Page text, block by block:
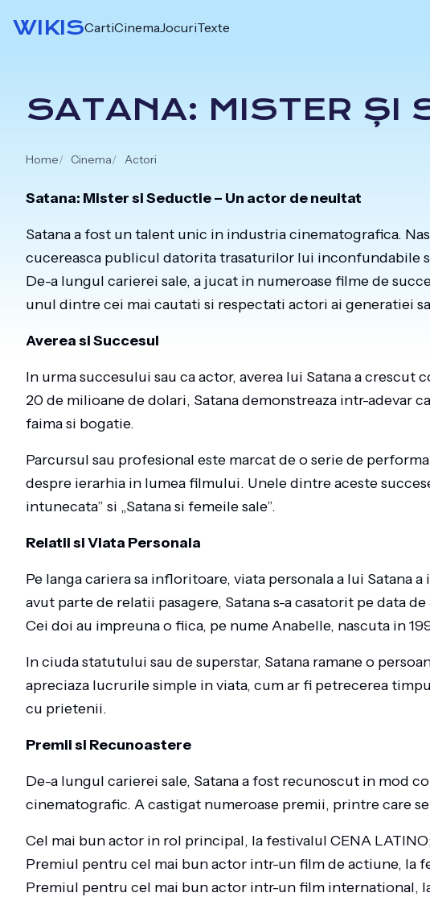
WIKISCartiCinemaJocuriTexte
SATANA: MISTER ȘI
Home Cinema Actori
Satana: Mister si Seductie – Un actor de neuitat
Satana a fost un talent unic in industria cinematografica.
cucereasca publicul datorita trasaturilor lui inconfundabile
De-a lungul carierei sale, a jucat in numeroase filme de
unul dintre cei mai cautati si respectati actori ai generatiei
Averea si Succesul
In urma succesului sau ca actor, averea lui Satana a crescut
20 de milioane de dolari, Satana demonstreaza intr-adevar
faima si bogatie.
Parcursul sau profesional este marcat de o serie de
despre ierarhia in lumea filmului. Unele dintre aceste
intunecata” si „Satana si femeile sale”.
Relatii si Viata Personala
Pe langa cariera sa infloritoare, viata personala a lui Satana
avut parte de relatii pasagere, Satana s-a casatorit pe data
Cei doi au impreuna o fiica, pe nume Anabelle, nascuta in
In ciuda statutului sau de superstar, Satana ramane o
apreciaza lucrurile simple in viata, cum ar fi petrecerea
cu prietenii.
Premii si Recunoastere
De-a lungul carierei sale, Satana a fost recunoscut in mod
cinematografic. A castigat numeroase premii, printre care
Cel mai bun actor in rol principal, la festivalul CENA
Premiul pentru cel mai bun actor intr-un film de actiune, la
Premiul pentru cel mai bun actor intr-un film international,